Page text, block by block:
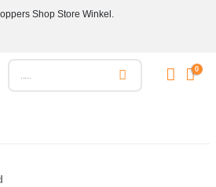
Shop Store Winkel.
0